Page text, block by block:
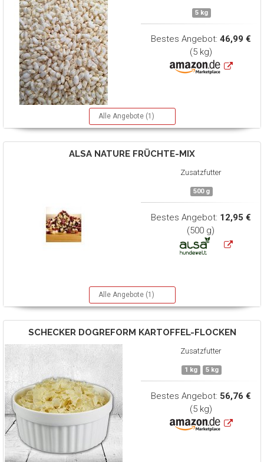
5 kg
Bestes Angebot: 46,99 €
(5 kg)
Alle Angebote (1)
ALSA NATURE FRÜCHTE-MIX
Zusatzfutter
500 g
Bestes Angebot: 12,95 €
(500 g)
Alle Angebote (1)
SCHECKER DOGREFORM KARTOFFEL-FLOCKEN
Zusatzfutter
1 kg 5 kg
Bestes Angebot: 56,76 €
(5 kg)